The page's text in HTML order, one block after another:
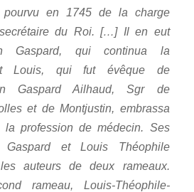
pourvu en 1745 de la charge
du Roi. […] Il en eut
Gaspard, qui continua la
Louis, qui fut évêque de
Gaspard Ailhaud, Sgr de
et de Montjustin, embrassa
la profession de médecin. Ses
et Louis Théophile
auteurs de deux rameaux.
rameau, Louis-Théophile-